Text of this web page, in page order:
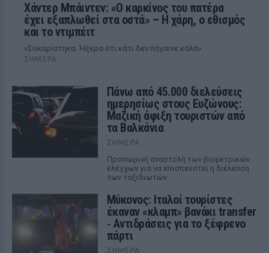
Χάντερ Μπάιντεν: «Ο καρκίνος του πατέρα
έχει εξαπλωθεί στα οστά» – Η χάρη, ο εθισμός
και το ντιμπέιτ
«Σοκαρίστηκα. Ήξερα ότι κάτι δεν πήγαινε καλά»
ΣΉΜΕΡΑ
Πάνω από 45.000 διελεύσεις
ημερησίως στους Ευζώνους:
Μαζική άφιξη τουριστών από
τα Βαλκάνια
ΣΉΜΕΡΑ
Προσωρινή αναστολή των βιομετρικών
ελέγχων για να επισπευστεί η διέλευση
των ταξιδιωτών
Μύκονος: Ιταλοί τουρίστες
έκαναν «κλαμπ» βανάκι transfer
‑ Αντιδράσεις για το ξέφρενο
πάρτι
ΣΉΜΕΡΑ